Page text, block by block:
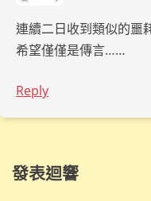
連續二日收到類似的噩
希望僅僅是傳言……
Reply
發表迴響